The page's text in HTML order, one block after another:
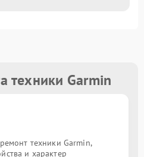
техники Garmin
техники Garmin,
и характер